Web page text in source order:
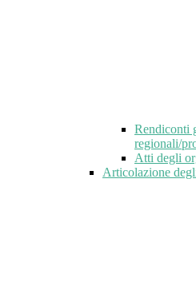
Rendiconti
regionali/
Atti degli
Articolazione